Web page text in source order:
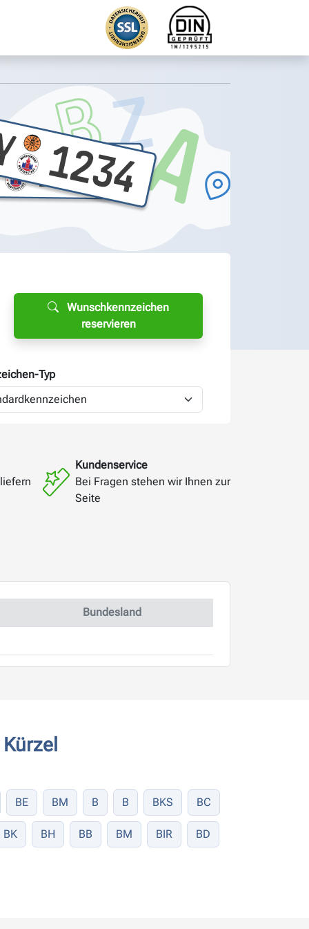
Wunschkennzeichen
reservieren
Typ
Kundenservice
Bei Fragen stehen wir Ihnen zur
Seite
Bundesland
BE BM B B BKS BC
BK BH BB BM BIR BD